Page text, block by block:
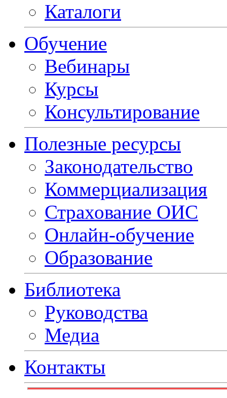
Каталоги
Обучение
Вебинары
Курсы
Консультирование
Полезные ресурсы
Законодательство
Коммерциализация
Страхование ОИС
Онлайн-обучение
Образование
Библиотека
Руководства
Медиа
Контакты